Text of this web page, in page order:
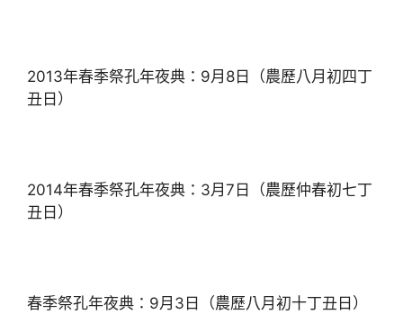
2013年春季祭孔年夜典：9月8日（農歷八月初四丁
丑日）
2014年春季祭孔年夜典：3月7日（農歷仲春初七丁
丑日）
春季祭孔年夜典：9月3日（農歷八月初十丁丑日）